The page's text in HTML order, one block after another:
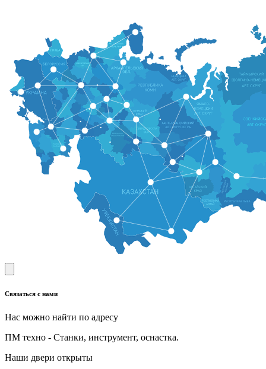
Связаться с нами
Нас можно найти по адресу
ПМ техно - Станки, инструмент, оснастка.
Наши двери открыты